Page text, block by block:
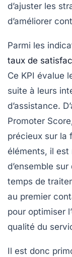
d’ajuster les
d’améliorer
Parmi les
taux de
Ce KPI évalue
suite à leurs
d’assistance.
Promoter Score
précieux sur la
éléments, il est
d’ensemble
temps de
au premier
pour optimiser
qualité du
Il est donc